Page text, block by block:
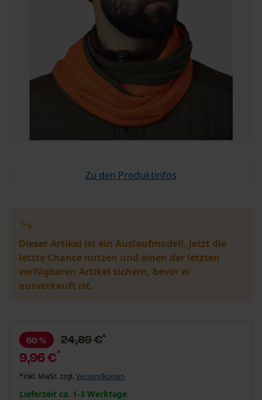
Zu den Produktinfos
Dieser Artikel ist ein Auslaufmodell. Jetzt die
letzte Chance nutzen und einen der letzten
verfügbaren Artikel sichern, bevor er
ausverkauft ist.
60 % 24,89 €*
9,96 €*
*inkl. MwSt. zzgl. Versandkosten
Lieferzeit ca. 1-3 Werktage